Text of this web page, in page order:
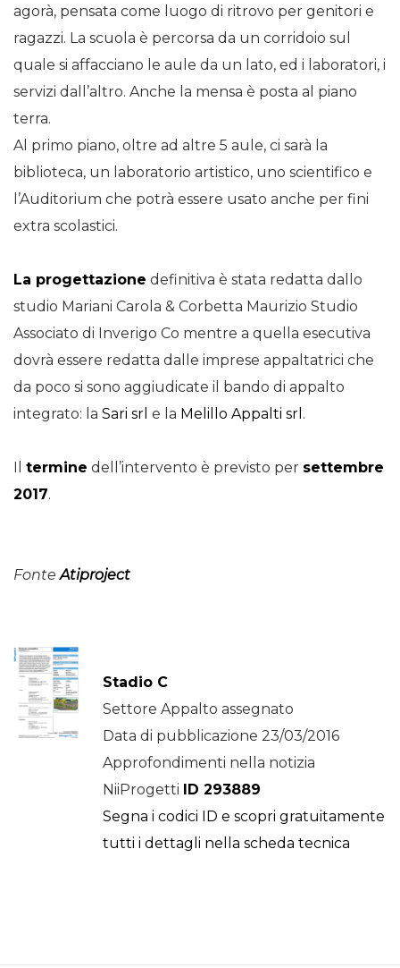
agorà, pensata come luogo di ritrovo per genitori e
ragazzi. La scuola è percorsa da un corridoio sul
quale si affacciano le aule da un lato, ed i laboratori, i
servizi dall’altro. Anche la mensa è posta al piano
terra.
Al primo piano, oltre ad altre 5 aule, ci sarà la
biblioteca, un laboratorio artistico, uno scientifico e
l’Auditorium che potrà essere usato anche per fini
extra scolastici.
La progettazione definitiva è stata redatta dallo
studio Mariani Carola & Corbetta Maurizio Studio
Associato di Inverigo Co mentre a quella esecutiva
dovrà essere redatta dalle imprese appaltatrici che
da poco si sono aggiudicate il bando di appalto
integrato: la Sari srl e la Melillo Appalti srl .
Il termine dell’intervento è previsto per settembre
2017.
FonteAtiproject
Stadio C
Settore Appalto assegnato
Data di pubblicazione 23/03/2016
Approfondimenti nella notizia
NiiProgetti ID 293889
Segna i codici ID e scopri gratuitamente
tutti i dettagli nella scheda tecnica